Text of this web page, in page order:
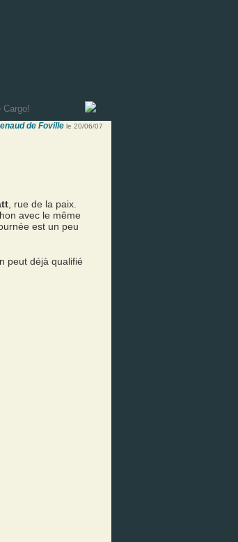
de Foville le 20/06/07
, rue de la paix.
avec le même
est un peu
peut déjà qualifié